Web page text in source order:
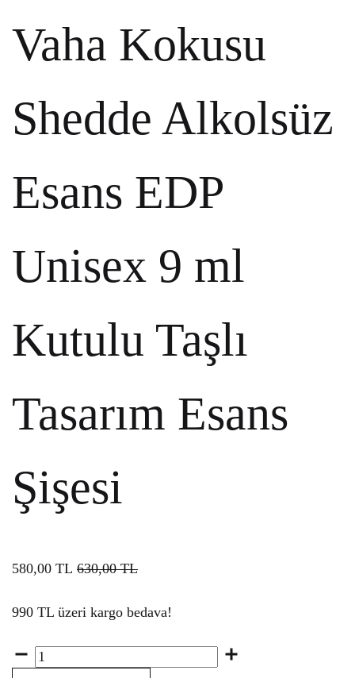
Vaha Kokusu
Shedde Alkolsüz
Esans EDP
Unisex 9 ml
Kutulu Taşlı
Tasarım Esans
Şişesi
580,00 TL 630,00TL
990 TL üzeri kargo bedava!
Miktar